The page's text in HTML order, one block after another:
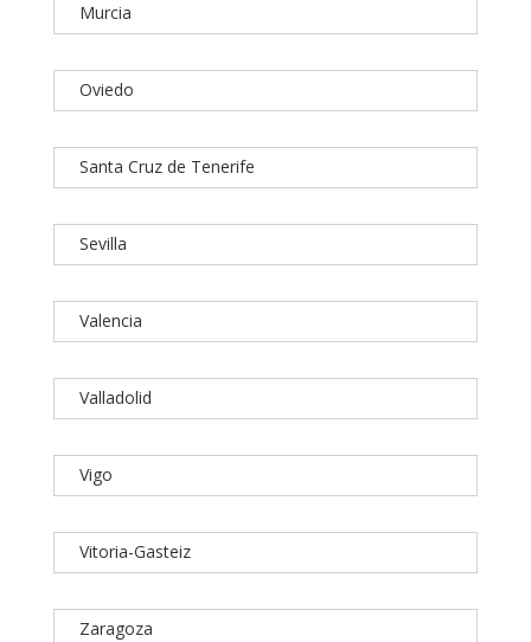
Murcia
Oviedo
Santa Cruz de Tenerife
Sevilla
Valencia
Valladolid
Vigo
Vitoria-Gasteiz
Zaragoza